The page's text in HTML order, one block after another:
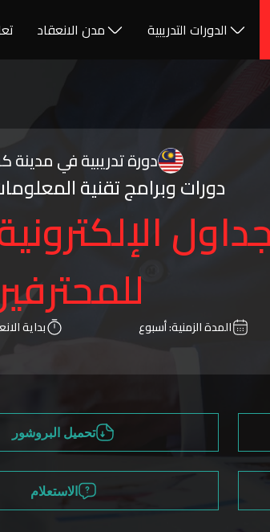
الدورات التدريبية مدن الانعقاد
دورة تدريبية في مدينة
دورات وبرامج تقنية
المدة الزمنية:أسبوع بداية
تحميل البروشور
الاستعلام